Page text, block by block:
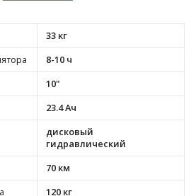
33 кг
8-10 ч
10"
23.4 Ач
дисковый
гидравлический
70 км
120 кг